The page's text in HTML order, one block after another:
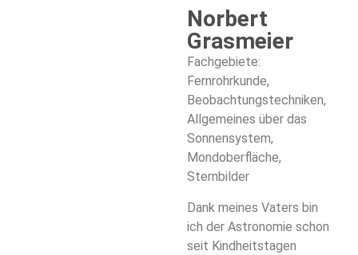
Norbert
Grasmeier
Fachgebiete:
Fernrohrkunde,
Beobachtungstechniken,
Allgemeines über das
Sonnensystem,
Mondoberfläche,
Sternbilder
Dank meines Vaters bin
ich der Astronomie schon
seit Kindheitstagen